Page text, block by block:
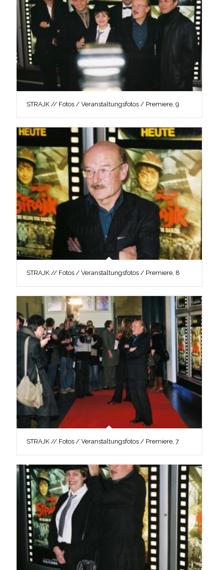
STRAJK // Fotos / Veranstaltungsfotos / Premiere, 9
STRAJK // Fotos / Veranstaltungsfotos / Premiere, 8
STRAJK // Fotos / Veranstaltungsfotos / Premiere, 7